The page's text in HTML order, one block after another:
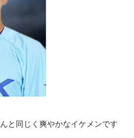
と同じく爽やかなイケメンです